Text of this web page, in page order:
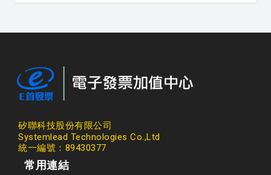
矽聯科技股份有限公司
Systemlead Technologies Co.,Ltd
統一編號：89430377
常用連結